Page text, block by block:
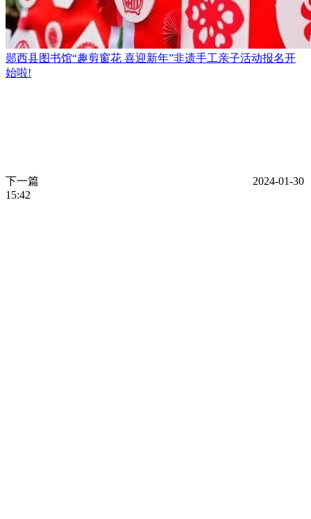
郧西县图书馆​“趣剪窗花 喜迎新年”非遗手工亲子活动报名开
始啦!
下一篇
2024-01-30
15:42